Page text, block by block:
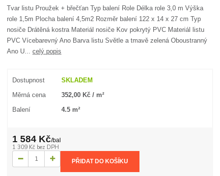
Tvar listu Proužek + břečťan Typ balení Role Délka role 3,0 m Výška
role 1,5m Plocha balení 4,5m2 Rozměr balení 122 x 14 x 27 cm Typ
nosiče Drátěná kostra Materiál nosiče Kov pokrytý PVC Materiál listu
PVC Vícebarevný Ano Barva listu Světle a tmavě zelená Oboustranný
Ano U...celý popis
Dostupnost SKLADEM
Měrná cena 352,00 Kč / m²
Balení 4.5 m²
1 584 Kč/bal
1 309 Kč bez DPH
PŘIDAT DO KOŠÍKU